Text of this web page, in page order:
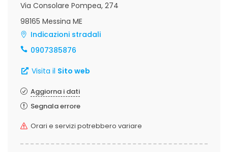
Via Consolare Pompea, 274
98165 Messina ME
Indicazioni stradali
0907385876
Visita il Sito web
Aggiorna i dati
Segnala errore
Orari e servizi potrebbero variare